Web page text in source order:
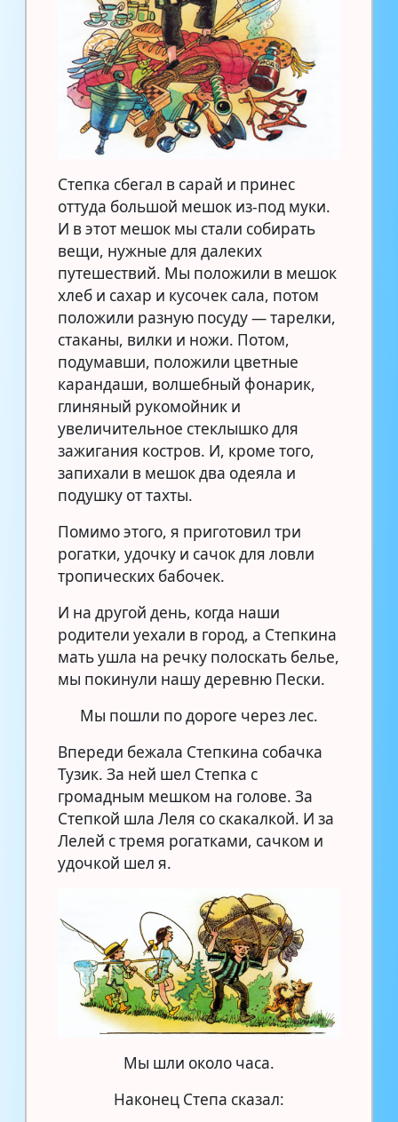
Степка сбегал в сарай и принес
оттуда большой мешок из-под муки.
И в этот мешок мы стали собирать
вещи, нужные для далеких
путешествий. Мы положили в мешок
хлеб и сахар и кусочек сала, потом
положили разную посуду — тарелки,
стаканы, вилки и ножи. Потом,
подумавши, положили цветные
карандаши, волшебный фонарик,
глиняный рукомойник и
увеличительное стеклышко для
зажигания костров. И, кроме того,
запихали в мешок два одеяла и
подушку от тахты.
Помимо этого, я приготовил три
рогатки, удочку и сачок для ловли
тропических бабочек.
И на другой день, когда наши
родители уехали в город, а Степкина
мать ушла на речку полоскать белье,
мы покинули нашу деревню Пески.
Мы пошли по дороге через лес.
Впереди бежала Степкина собачка
Тузик. За ней шел Степка с
громадным мешком на голове. За
Степкой шла Леля со скакалкой. И за
Лелей с тремя рогатками, сачком и
удочкой шел я.
Мы шли около часа.
Наконец Степа сказал: